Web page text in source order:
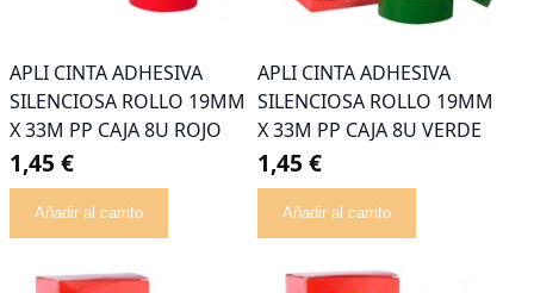
APLI CINTA ADHESIVA
SILENCIOSA ROLLO 19MM
X 33M PP CAJA 8U ROJO
1,45 €
Añadir al carrito
APLI CINTA ADHESIVA
SILENCIOSA ROLLO 19MM
X 33M PP CAJA 8U VERDE
1,45 €
Añadir al carrito